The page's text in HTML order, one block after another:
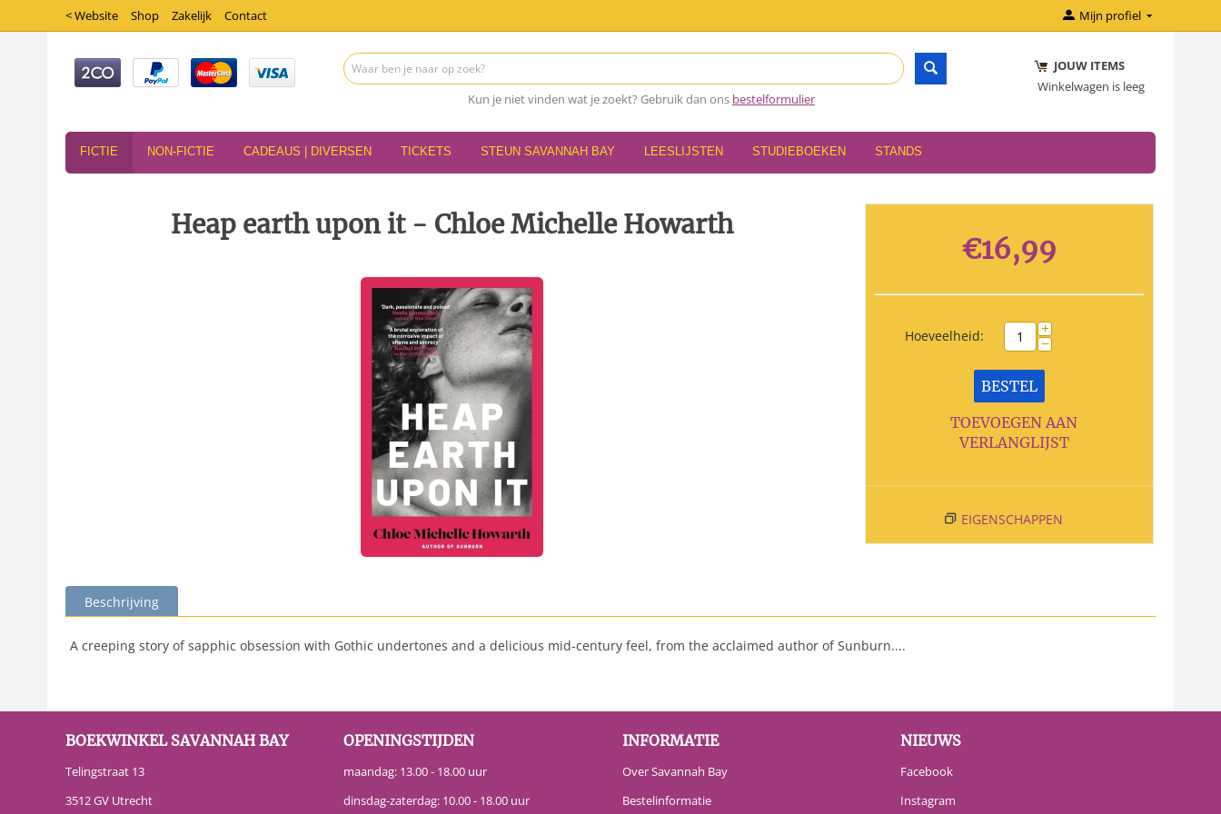
< Website Shop Zakelijk Contact Mijn profiel
Kun je niet vinden wat je zoekt? Gebruik dan ons bestelformulier
JOUW ITEMS
Winkelwagen is leeg
FICTIE NON-FICTIE CADEAUS | DIVERSEN TICKETS STEUN SAVANNAH BAY LEESLIJSTEN STUDIEBOEKEN STANDS
Heap earth upon it - Chloe Michelle Howarth
€16,99
Hoeveelheid: +
−
BESTEL
TOEVOEGEN AAN
VERLANGLIJST
EIGENSCHAPPEN
Beschrijving
A creeping story of sapphic obsession with Gothic undertones and a delicious mid-century feel, from the acclaimed author of Sunburn....
BOEKWINKEL SAVANNAH BAY
Telingstraat 13
3512 GV Utrecht
OPENINGSTIJDEN
maandag: 13.00 - 18.00 uur
dinsdag-zaterdag: 10.00 - 18.00 uur
INFORMATIE
Over Savannah Bay
Bestelinformatie
NIEUWS
Facebook
Instagram